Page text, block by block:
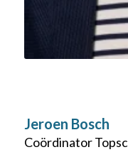
Jeroen Bosch
Coördinator